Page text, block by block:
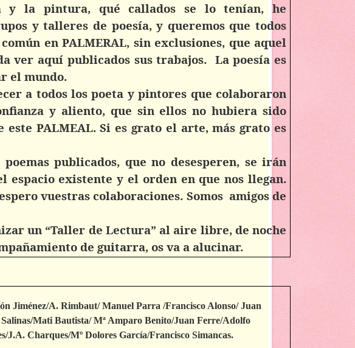
y la pintura, qué callados se lo tenían, he
y talleres de poesía, y queremos que todos
en PALMERAL, sin exclusiones, que aquel
ver aquí publicados sus trabajos. La poesía es
el mundo.
a todos los poeta y pintores que colaboraron
y aliento, que sin ellos no hubiera sido
PALMEAL. Si es grato el arte, más grato es
publicados, que no desesperen, se irán
espacio existente y el orden en que nos llegan.
vuestras colaboraciones. Somos amigos de
un “Taller de Lectura” al aire libre, de noche
de guitarra, os va a alucinar.
Jiménez/A. Rimbaut/ Manuel Parra /Francisco Alonso/ Juan
Mati Bautista/ Mª Amparo Benito/Juan Ferre/Adolfo
J.A. Charques/Mº Dolores García/Francisco Simancas.